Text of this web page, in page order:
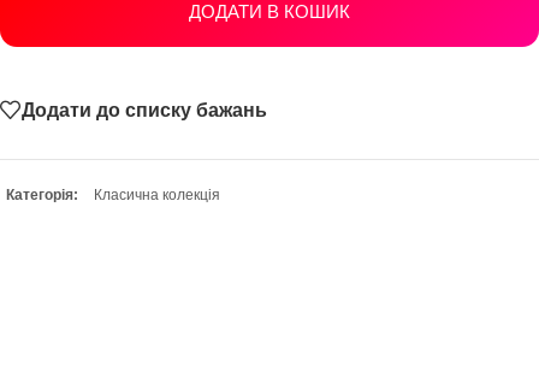
ДОДАТИ В КОШИК
Додати до списку бажань
Категорія: Класична колекція